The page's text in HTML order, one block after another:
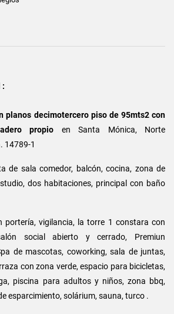
:
planos decimotercero piso de 95mts2 con
propio en Santa Mónica, Norte
14789-1
de sala comedor, balcón, cocina, zona de
dos habitaciones, principal con baño
portería, vigilancia, la torre 1 constara con
social abierto y cerrado, Premiun
de mascotas, coworking, sala de juntas,
con zona verde, espacio para bicicletas,
piscina para adultos y niños, zona bbq,
esparcimiento, solárium, sauna, turco .